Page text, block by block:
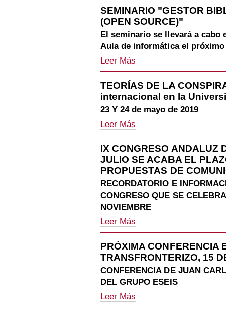
teórica
para
la
apropiación
de
internet:
Lúdicos
Reflexivos
(TLR)
con
población
infantil"
SEMINARIO "GESTOR
(OPEN SOURCE)"
El seminario se llevará a cabo
Aula de informática el próximo
SEMINARIO
"GESTOR
ZOTERO
5.0
SOURCE)"
-
Leer Más
TEORÍAS DE LA
internacional en la
23 Y 24 de mayo de 2019
TEORÍAS
DE
CONSPIRACIÓN
EN
EUROPA:
internacional
en
la
de
Huelva
Leer Más
IX CONGRESO ANDALUZ
JULIO SE ACABA EL
PROPUESTAS DE
RECORDATORIO E
CONGRESO QUE SE
NOVIEMBRE
IX
CONGRESO
DE
SOCIOLOGÍA
EL
15
DE
JULIO
Leer Más
PRÓXIMA CONFERENCIA
TRANSFRONTERIZO, 15
CONFERENCIA DE JUAN
DEL GRUPO ESEIS
PRÓXIMA
CONFERENCIA
Leer Más